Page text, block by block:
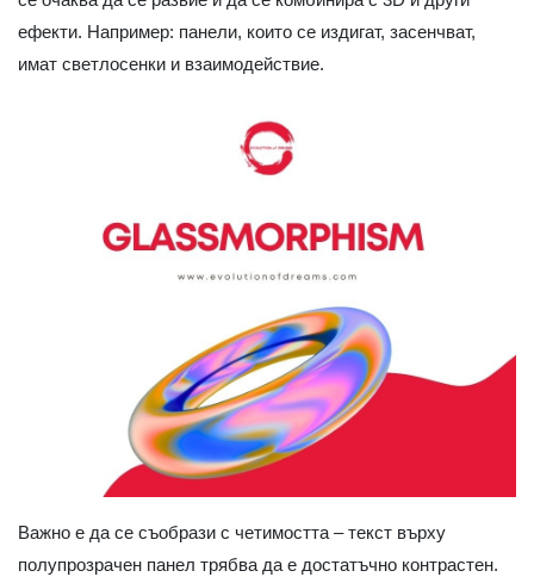
ефекти. Например: панели, които се издигат, засенчват,
имат светлосенки и взаимодействие.
Важно е да се съобрази с четимостта – текст върху
полупрозрачен панел трябва да е достатъчно контрастен.